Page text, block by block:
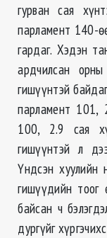
гурван сая
парламент 140-
гардаг. Хэдэн
ардчилсан
гишүүнтэй
парламент 101,
100, 2.9 сая
гишүүнтэй л
Үндсэн хуулийн
гишүүдийн тоог
байсан ч
дургүйг